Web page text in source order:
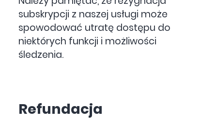
subskrypcji z naszej usługi może
spowodować utratę dostępu do
niektórych funkcji i możliwości
śledzenia.
Refundacja